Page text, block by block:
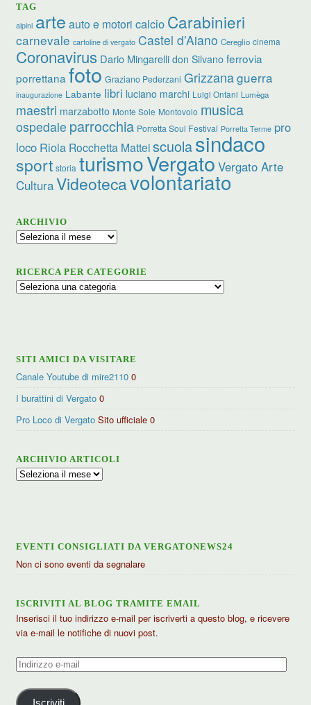
TAG
alpini arte auto e motori calcio Carabinieri
carnevale cartoline di vergato Castel d’Aiano Cereglio cinema
Coronavirus Dario Mingarelli don Silvano ferrovia
porrettana foto Graziano Pederzani Grizzanaguerra
inaugurazione Labante libri luciano marchi Luigi Ontani Lumèga
maestri marzabotto Monte Sole Montovolo musica
ospedale parrocchia Porretta Soul Festival Porretta Terme pro
loco Riola Rocchetta Matteiscuolasindaco
sport storia turismoVergato Vergato Arte
CulturaVideotecavolontariato
ARCHIVIO
Archivio
RICERCA PER CATEGORIE
Ricerca
SITI AMICI DA VISITARE
Canale Youtube di mire2110 0
I burattini di Vergato 0
Pro Loco di Vergato Sito ufficiale 0
ARCHIVIO ARTICOLI
Archivio
EVENTI CONSIGLIATI DA VERGATONEWS24
Non ci sono eventi da segnalare
ISCRIVITI AL BLOG TRAMITE EMAIL
Inserisci il tuo indirizzo e-mail per iscriverti a questo blog, e ricevere
via e-mail le notifiche di nuovi post.
Indirizzo
mail